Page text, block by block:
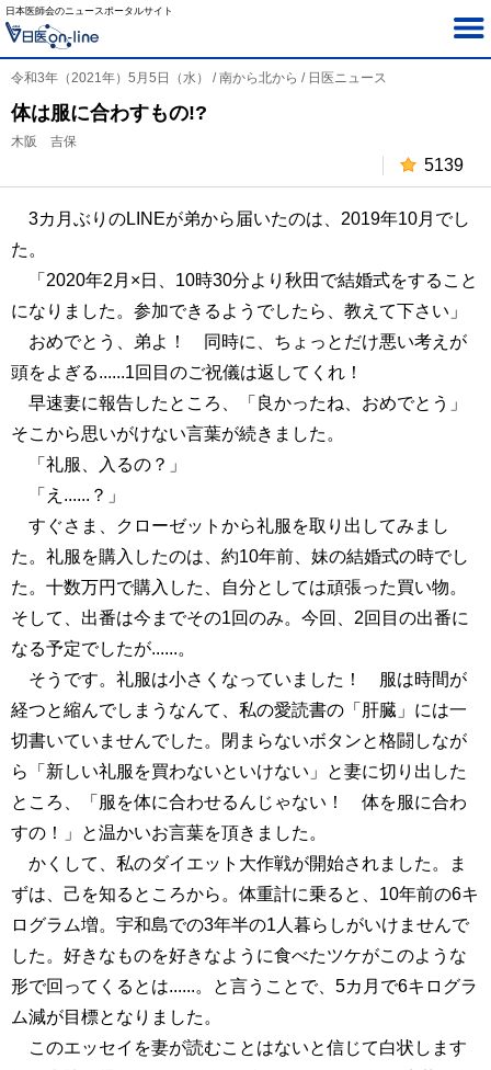
日本医師会のニュースポータルサイト
令和3年（2021年）5月5日（水） / 南から北から / 日医ニュース
体は服に合わすもの!?
木阪 吉保
5139
3カ月ぶりのLINEが弟から届いたのは、2019年10月でし
た。
「2020年2月×日、10時30分より秋田で結婚式をすること
になりました。参加できるようでしたら、教えて下さい」
おめでとう、弟よ！ 同時に、ちょっとだけ悪い考えが
頭をよぎる......1回目のご祝儀は返してくれ！
早速妻に報告したところ、「良かったね、おめでとう」
そこから思いがけない言葉が続きました。
「礼服、入るの？」
「え......？」
すぐさま、クローゼットから礼服を取り出してみまし
た。礼服を購入したのは、約10年前、妹の結婚式の時でし
た。十数万円で購入した、自分としては頑張った買い物。
そして、出番は今までその1回のみ。今回、2回目の出番に
なる予定でしたが......。
そうです。礼服は小さくなっていました！ 服は時間が
経つと縮んでしまうなんて、私の愛読書の「肝臓」には一
切書いていませんでした。閉まらないボタンと格闘しなが
ら「新しい礼服を買わないといけない」と妻に切り出した
ところ、「服を体に合わせるんじゃない！ 体を服に合わ
すの！」と温かいお言葉を頂きました。
かくして、私のダイエット大作戦が開始されました。ま
ずは、己を知るところから。体重計に乗ると、10年前の6キ
ログラム増。宇和島での3年半の1人暮らしがいけませんで
した。好きなものを好きなように食べたツケがこのような
形で回ってくるとは......。と言うことで、5カ月で6キログラ
ム減が目標となりました。
このエッセイを妻が読むことはないと信じて白状します